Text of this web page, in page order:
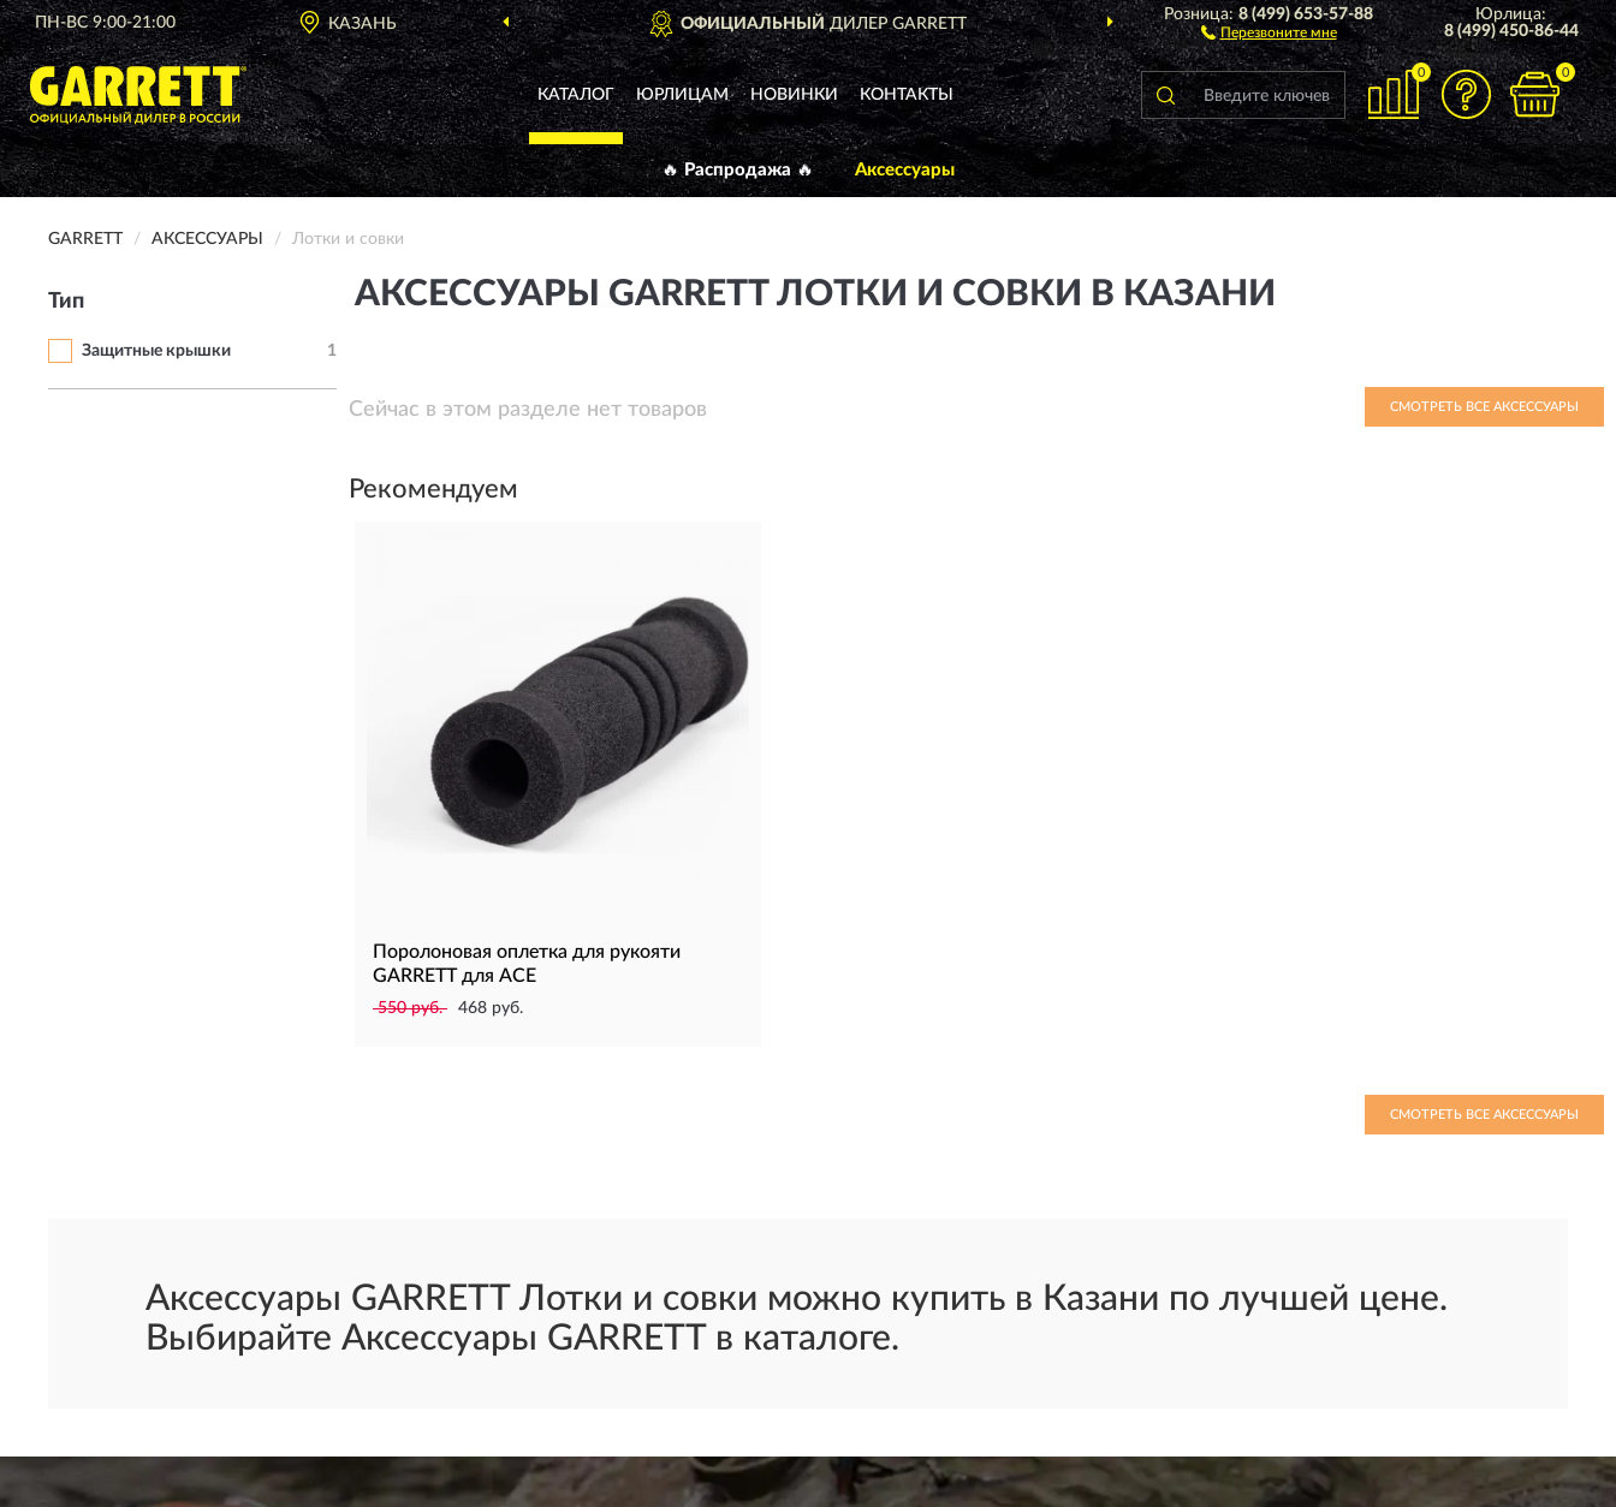
ПН-ВС 9:00-21:00 КАЗАНЬ ОФИЦИАЛЬНЫЙДИЛЕР GARRETT ДОСТАВИМ ПО ВСЕЙ РОССИИ
Розница:8 (499) 653-57-88
Перезвоните мне
Юрлица:
8 (499) 450-86-44
КАТАЛОГ ЮРЛИЦАМ НОВИНКИ КОНТАКТЫ
0 0
🔥 Распродажа 🔥 Аксессуары
GARRETT АКСЕССУАРЫ Лотки и совки
Тип
Защитные крышки 1
АКСЕССУАРЫ GARRETT ЛОТКИ И СОВКИ В КАЗАНИ
Сейчас в этом разделе нет товаров СМОТРЕТЬ ВСЕ АКСЕССУАРЫ
Рекомендуем
Поролоновая оплетка для рукояти
GARRETT для ACE
550 руб. 468 руб.
СМОТРЕТЬ ВСЕ АКСЕССУАРЫ
Аксессуары GARRETT Лотки и совки можно купить в Казани по лучшей цене.
Выбирайте Аксессуары GARRETT в каталоге.